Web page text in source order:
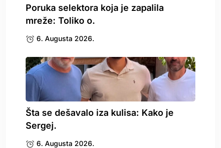
Poruka selektora koja je zapalila
mreže: Toliko o.
6. Augusta 2026.
Šta se dešavalo iza kulisa: Kako je
Sergej.
6. Augusta 2026.